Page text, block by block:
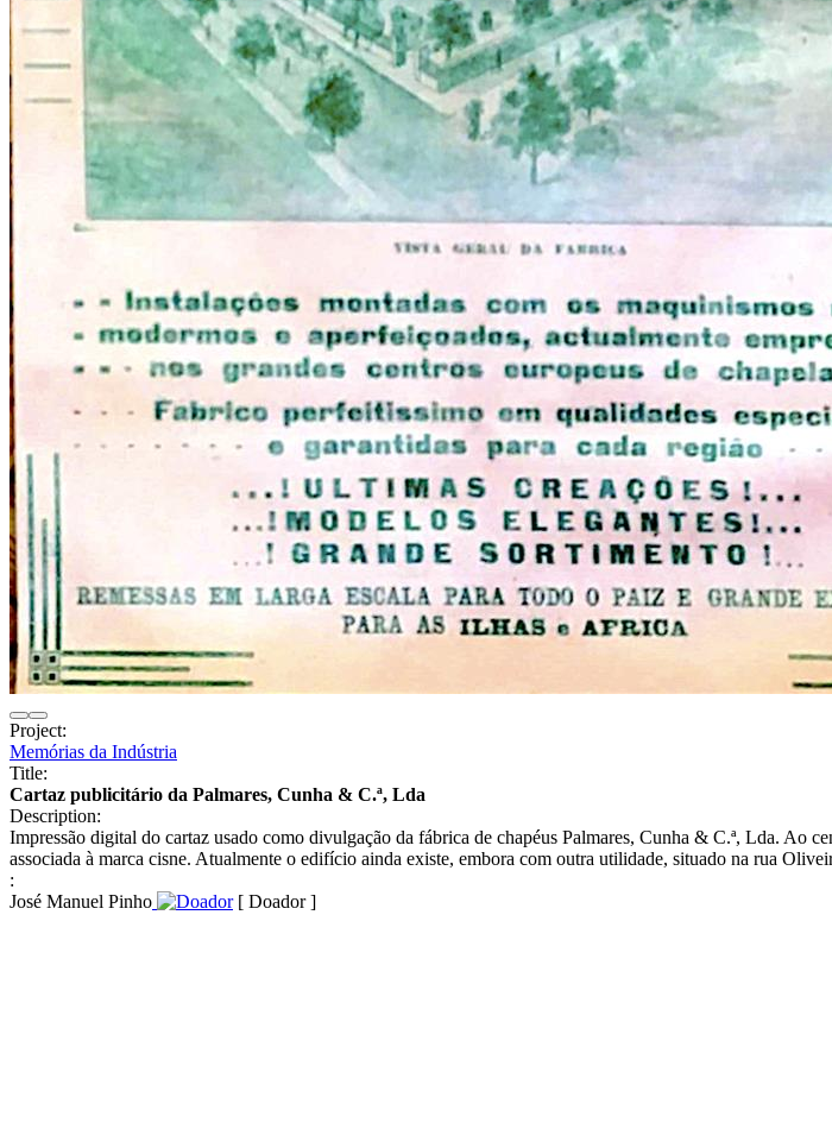
Project:
Memórias da Indústria
Title:
Cartaz publicitário da Palmares, Cunha & C.ª, Lda
Description:
Impressão digital do cartaz usado como divulgação da fábrica de chapéus Palmares, Cunha & C.ª, Lda. Ao
associada à marca cisne. Atualmente o edifício ainda existe, embora com outra utilidade, situado na rua
:
José Manuel Pinho
[ Doador ]